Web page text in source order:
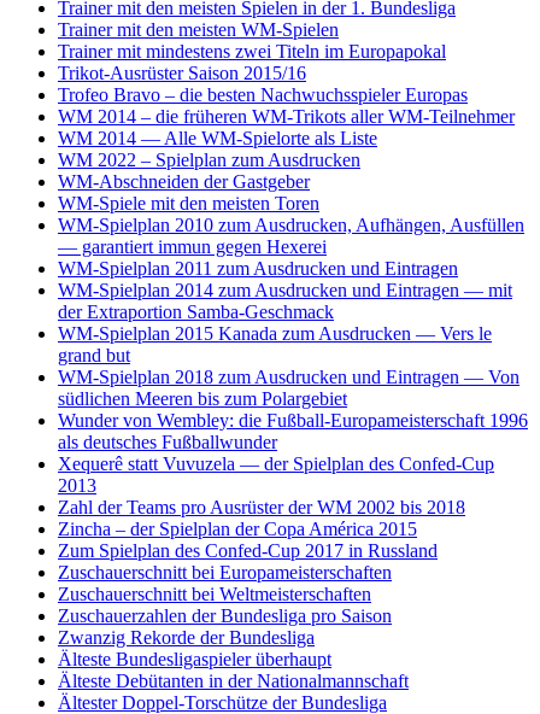
Trainer mit den meisten Spielen in der 1. Bundesliga
Trainer mit den meisten WM-Spielen
Trainer mit mindestens zwei Titeln im Europapokal
Trikot-Ausrüster Saison 2015/16
Trofeo Bravo – die besten Nachwuchsspieler Europas
WM 2014 – die früheren WM-Trikots aller WM-Teilnehmer
WM 2014 — Alle WM-Spielorte als Liste
WM 2022 – Spielplan zum Ausdrucken
WM-Abschneiden der Gastgeber
WM-Spiele mit den meisten Toren
WM-Spielplan 2010 zum Ausdrucken, Aufhängen, Ausfüllen
— garantiert immun gegen Hexerei
WM-Spielplan 2011 zum Ausdrucken und Eintragen
WM-Spielplan 2014 zum Ausdrucken und Eintragen — mit
der Extraportion Samba-Geschmack
WM-Spielplan 2015 Kanada zum Ausdrucken — Vers le
grand but
WM-Spielplan 2018 zum Ausdrucken und Eintragen — Von
südlichen Meeren bis zum Polargebiet
Wunder von Wembley: die Fußball-Europameisterschaft 1996
als deutsches Fußballwunder
Xequerê statt Vuvuzela — der Spielplan des Confed-Cup
2013
Zahl der Teams pro Ausrüster der WM 2002 bis 2018
Zincha – der Spielplan der Copa América 2015
Zum Spielplan des Confed-Cup 2017 in Russland
Zuschauerschnitt bei Europameisterschaften
Zuschauerschnitt bei Weltmeisterschaften
Zuschauerzahlen der Bundesliga pro Saison
Zwanzig Rekorde der Bundesliga
Älteste Bundesligaspieler überhaupt
Älteste Debütanten in der Nationalmannschaft
Ältester Doppel-Torschütze der Bundesliga